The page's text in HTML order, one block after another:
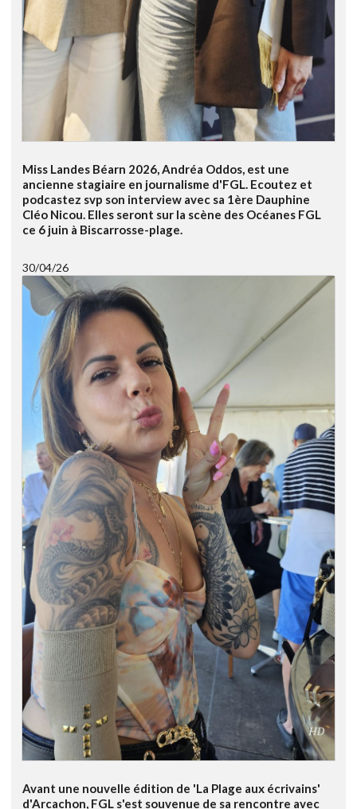
Miss Landes Béarn 2026, Andréa Oddos, est une
ancienne stagiaire en journalisme d'FGL. Ecoutez et
podcastez svp son interview avec sa 1ère Dauphine
Cléo Nicou. Elles seront sur la scène des Océanes FGL
ce 6 juin à Biscarrosse-plage.
30/04/26
Avant une nouvelle édition de 'La Plage aux écrivains'
d'Arcachon, FGL s'est souvenue de sa rencontre avec